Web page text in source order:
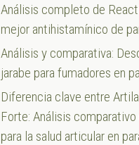
Análisis completo de
mejor antihistamínico de
Análisis y comparativa:
jarabe para fumadores en
Diferencia clave entre
Forte: Análisis
para la salud articular en